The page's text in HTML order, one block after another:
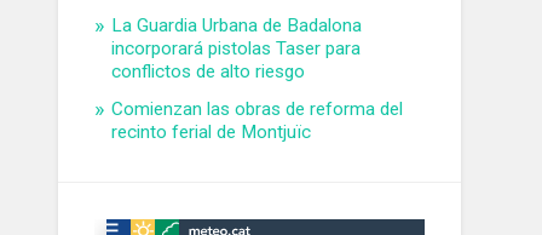
La Guardia Urbana de Badalona
incorporará pistolas Taser para
conflictos de alto riesgo
Comienzan las obras de reforma del
recinto ferial de Montjuïc